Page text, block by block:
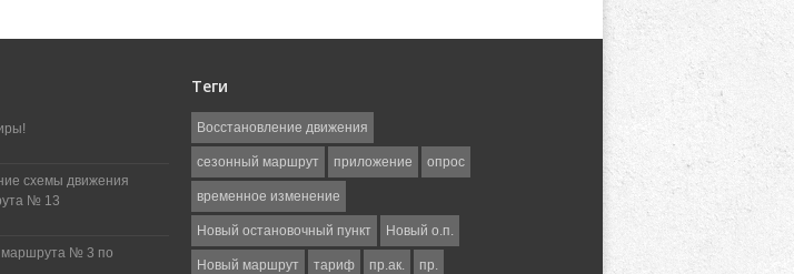
схемы движения
№ 13
№ 3 по
Теги
Восстановление движения
сезонный маршрут приложение опрос
временное изменение
Новый остановочный пункт Новый о.п.
Новый маршрут тариф пр.ак. пр.